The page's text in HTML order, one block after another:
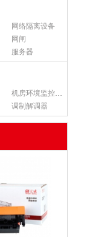
网络隔离设备
网闸
服务器
机房环境监控设备
调制解调器